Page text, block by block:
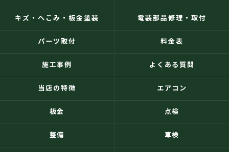
キズ・へこみ・板金塗装 電装部品修理・取付
パーツ取付 料金表
施工事例 よくある質問
当店の特徴 エアコン
板金 点検
整備 車検